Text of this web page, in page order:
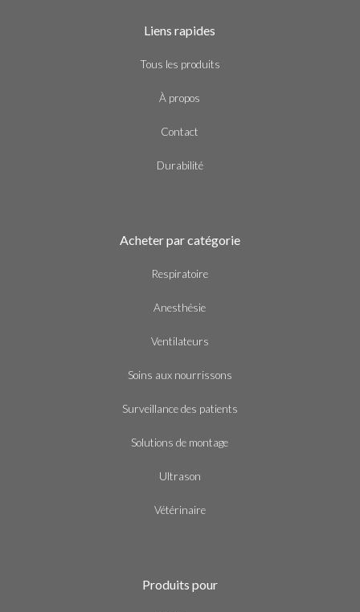
Liens rapides
Tous les produits
À propos
Contact
Durabilité
Acheter par catégorie
Respiratoire
Anesthésie
Ventilateurs
Soins aux nourrissons
Surveillance des patients
Solutions de montage
Ultrason
Vétérinaire
Produits pour